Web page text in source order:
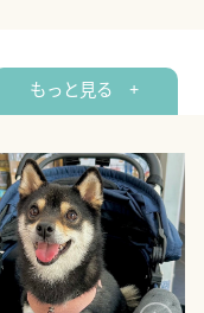
もっと見る +